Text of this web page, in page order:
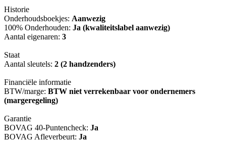
Historie
Onderhoudsboekjes: Aanwezig
100% Onderhouden: Ja (kwaliteitslabel aanwezig)
Aantal eigenaren: 3
Staat
Aantal sleutels: 2 (2 handzenders)
Financiële informatie
BTW/marge: BTW niet verrekenbaar voor ondernemers
(margeregeling)
Garantie
BOVAG 40-Puntencheck: Ja
BOVAG Afleverbeurt: Ja